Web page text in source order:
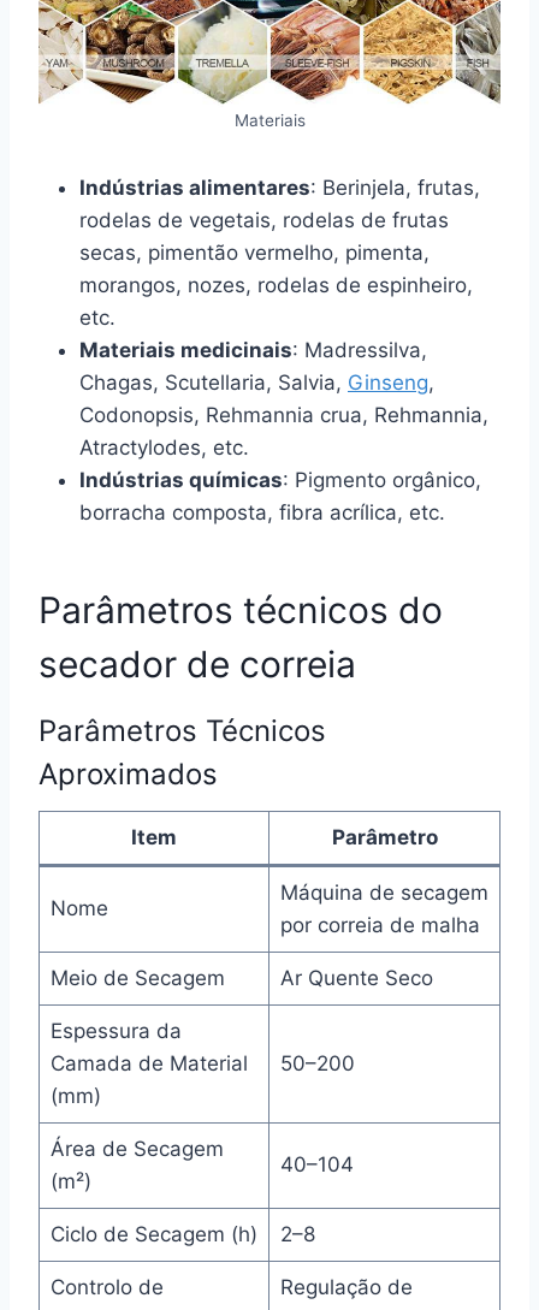
Materiais
Indústrias alimentares: Berinjela, frutas,
rodelas de vegetais, rodelas de frutas
secas, pimentão vermelho, pimenta,
morangos, nozes, rodelas de espinheiro,
etc.
Materiais medicinais: Madressilva,
Chagas, Scutellaria, Salvia, Ginseng,
Codonopsis, Rehmannia crua, Rehmannia,
Atractylodes, etc.
Indústrias químicas: Pigmento orgânico,
borracha composta, fibra acrílica, etc.
Parâmetros técnicos do
secador de correia
Parâmetros Técnicos
Aproximados
Item Parâmetro
Nome
Máquina de secagem
por correia de malha
Meio de Secagem Ar Quente Seco
Espessura da
Camada de Material
(mm)
50–200
Área de Secagem
(m²)
40–104
Ciclo de Secagem (h) 2–8
Controlo de
Regulação de